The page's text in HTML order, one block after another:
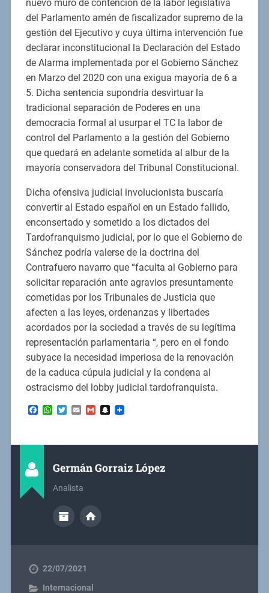
nuevo muro de contención de la labor legislativa
del Parlamento amén de fiscalizador supremo de la
gestión del Ejecutivo y cuya última intervención fue
declarar inconstitucional la Declaración del Estado
de Alarma implementada por el Gobierno Sánchez
en Marzo del 2020 con una exigua mayoría de 6 a
5. Dicha sentencia supondría desvirtuar la
tradicional separación de Poderes en una
democracia formal al usurpar el TC la labor de
control del Parlamento a la gestión del Gobierno
que quedará en adelante sometida al albur de la
mayoría conservadora del Tribunal Constitucional.
Dicha ofensiva judicial involucionista buscaría
convertir al Estado español en un Estado fallido,
enconsertado y sometido a los dictados del
Tardofranquismo judicial, por lo que el Gobierno de
Sánchez podría valerse de la doctrina del
Contrafuero navarro que “faculta al Gobierno para
solicitar reparación ante agravios presuntamente
cometidas por los Tribunales de Justicia que
afecten a las leyes, ordenanzas y libertades
acordados por la sociedad a través de su legítima
representación parlamentaria “, pero en el fondo
subyace la necesidad imperiosa de la renovación
de la caduca cúpula judicial y la condena al
ostracismo del lobby judicial tardofranquista.
Facebook
WhatsApp
Twitter
EmailGmailSnapchat
Germán Gorraiz López
Analista
22/07/2021
Internacional